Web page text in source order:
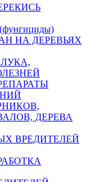
НА ДЕРЕВЬЯХ
ДЕРЕВА
ВРЕДИТЕЛЕЙ